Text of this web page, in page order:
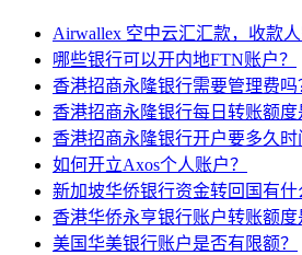
Airwallex 空中云汇汇款，收款
哪些银行可以开内地FTN账户？
香港招商永隆银行需要管理费吗
香港招商永隆银行每日转账额度
香港招商永隆银行开户要多久时
如何开立Axos个人账户？
新加坡华侨银行资金转回国有什
香港华侨永亨银行账户转账额度
美国华美银行账户是否有限额？